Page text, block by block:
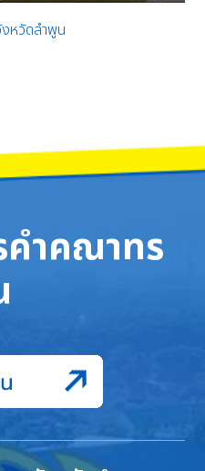
หวัดลำพูน
คำคณาทร